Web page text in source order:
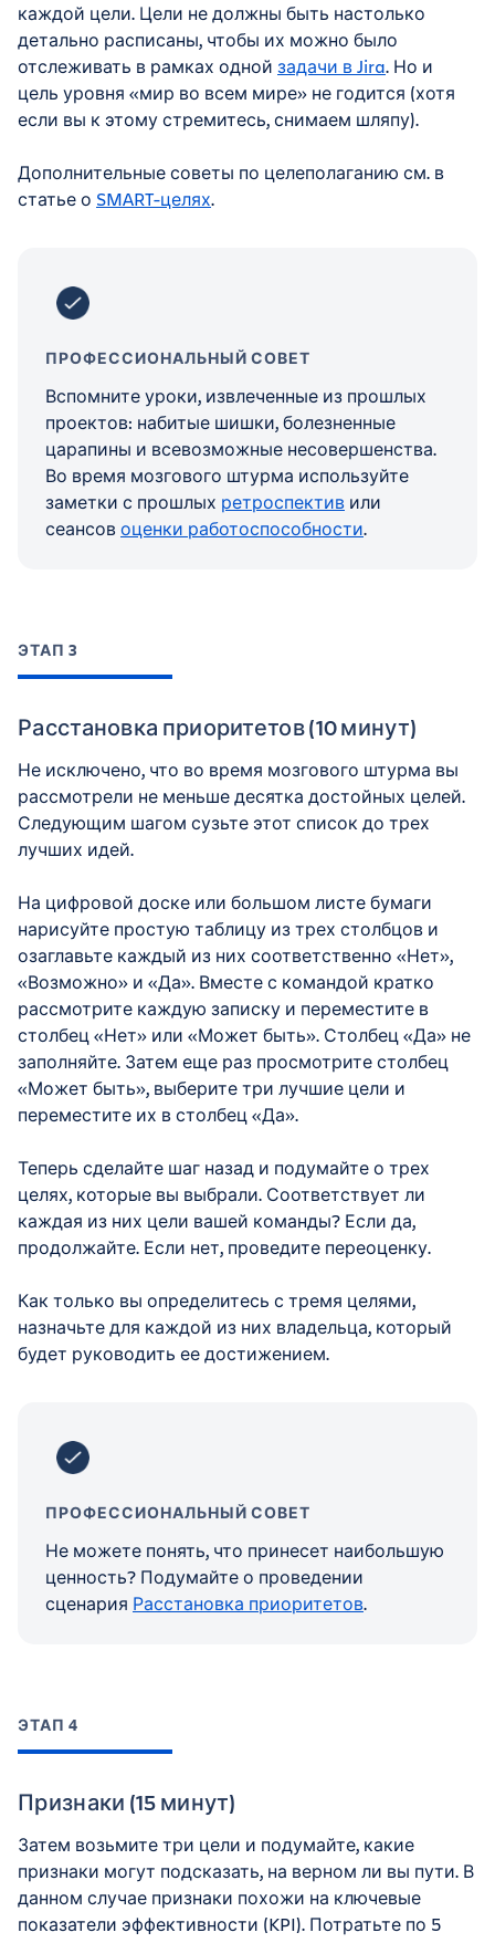
каждой цели. Цели не должны быть настолько
детально расписаны, чтобы их можно было
отслеживать в рамках одной задачи в Jira. Но и
цель уровня «мир во всем мире» не годится (хотя
если вы к этому стремитесь, снимаем шляпу).
Дополнительные советы по целеполаганию см. в
статье о SMART-целях.
ПРОФЕССИОНАЛЬНЫЙ СОВЕТ
Вспомните уроки, извлеченные из прошлых
проектов: набитые шишки, болезненные
царапины и всевозможные несовершенства.
Во время мозгового штурма используйте
заметки с прошлых ретроспектив или
сеансовоценки работоспособности.
ЭТАП 3
Расстановка приоритетов (10 минут)
Не исключено, что во время мозгового штурма вы
рассмотрели не меньше десятка достойных целей.
Следующим шагом сузьте этот список до трех
лучших идей.
На цифровой доске или большом листе бумаги
нарисуйте простую таблицу из трех столбцов и
озаглавьте каждый из них соответственно «Нет»,
«Возможно» и «Да». Вместе с командой кратко
рассмотрите каждую записку и переместите в
столбец «Нет» или «Может быть». Столбец «Да» не
заполняйте. Затем еще раз просмотрите столбец
«Может быть», выберите три лучшие цели и
переместите их в столбец «Да».
Теперь сделайте шаг назад и подумайте о трех
целях, которые вы выбрали. Соответствует ли
каждая из них цели вашей команды? Если да,
продолжайте. Если нет, проведите переоценку.
Как только вы определитесь с тремя целями,
назначьте для каждой из них владельца, который
будет руководить ее достижением.
ПРОФЕССИОНАЛЬНЫЙ СОВЕТ
Не можете понять, что принесет наибольшую
ценность? Подумайте о проведении
сценария Расстановка приоритетов.
ЭТАП 4
Признаки (15 минут)
Затем возьмите три цели и подумайте, какие
признаки могут подсказать, на верном ли вы пути. В
данном случае признаки похожи на ключевые
показатели эффективности (KPI). Потратьте по 5